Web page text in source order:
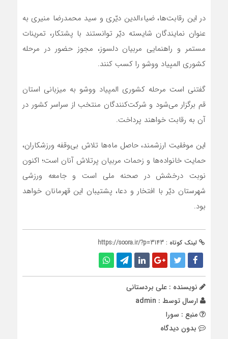
در این رقابت‌ها، ضیاءالدین دیّری و سید محمدرضا منیری به
عنوان نمایندگان شایسته دیّر توانستند با پشتکار، تمرینات
مستمر و راهنمایی مربیان دلسوز، مجوز حضور در مرحله
کشوری المپیاد ووشو را کسب کنند.
گفتنی است مرحله کشوری المپیاد ووشو به میزبانی استان
قم برگزار می‌شود و شرکت‌کنندگان منتخب از سراسر کشور در
آن به رقابت خواهند پرداخت.
این موفقیت ارزشمند، حاصل ماه‌ها تلاش بی‌وقفه ورزشکاران،
حمایت خانواده‌ها و زحمات مربیان پرتلاش آنان است؛ اکنون
نوبت درخشش در صحنه ملی است و جامعه ورزشی
شهرستان دیّر با افتخار و دعا، پشتیبان این قهرمانان خواهد
بود.
لینک کوتاه : https://soora.ir/?p=3143
نویسنده : علی بردستانی
ارسال توسط : admin
منبع : سورا
بدون دیدگاه